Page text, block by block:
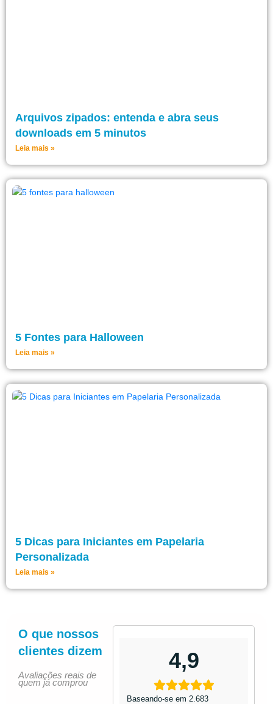
Arquivos zipados: entenda e abra seus
downloads em 5 minutos
Leia mais »
5 Fontes para Halloween
Leia mais »
5 Dicas para Iniciantes em Papelaria
Personalizada
Leia mais »
O que nossos
clientes dizem
Avaliações reais de
quem já comprou
4,9
Baseando-se em 2.683